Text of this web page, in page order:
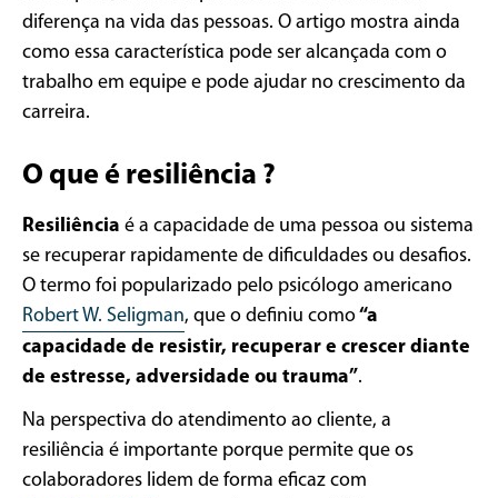
diferença na vida das pessoas. O artigo mostra ainda
como essa característica pode ser alcançada com o
trabalho em equipe e pode ajudar no crescimento da
carreira.
O que é resiliência ?
Resiliência é a capacidade de uma pessoa ou sistema
se recuperar rapidamente de dificuldades ou desafios.
O termo foi popularizado pelo psicólogo americano
Robert W. Seligman, que o definiu como“a
capacidade de resistir, recuperar e crescer diante
de estresse, adversidade ou trauma”.
Na perspectiva do atendimento ao cliente, a
resiliência é importante porque permite que os
colaboradores lidem de forma eficaz com